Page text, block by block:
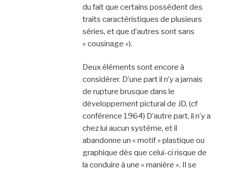
du fait que certains possèdent des
traits caractéristiques de plusieurs
séries, et que d’autres sont sans
« cousinage »).
Deux éléments sont encore à
considérer. D’une part il n’y a jamais
de rupture brusque dans le
développement pictural de JD. (cf
conférence 1964) D’autre part, il n’y a
chez lui aucun système, et il
abandonne un « motif » plastique ou
graphique dès que celui-ci risque de
la conduire à une « manière ». Il se